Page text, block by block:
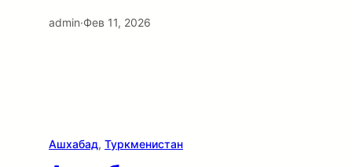
admin·Фев 11, 2026
Ашхабад, Туркменистан